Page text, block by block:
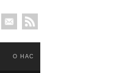
О НАС